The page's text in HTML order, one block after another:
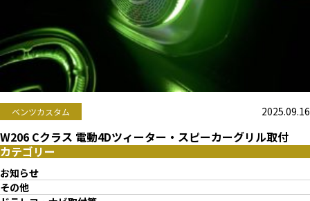
ベンツカスタム 2025.09.16
W206 Cクラス 電動4Dツィーター・スピーカーグリル取付
カテゴリー
お知らせ
その他